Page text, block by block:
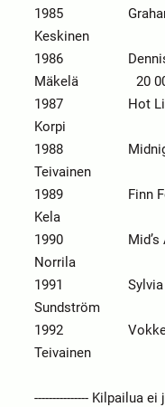
1985 Graham
Keskinen 20
1986 Dennison
Mäkelä 20
1987 Hot Line
Korpi 20
1988 Midnight
Teivainen 20
1989 Finn
Kela 20
1990 Mid’s
Norrila 20
1991 Sylvia /
Sundström
1992
Teivainen 10
--------------- Kilpailua